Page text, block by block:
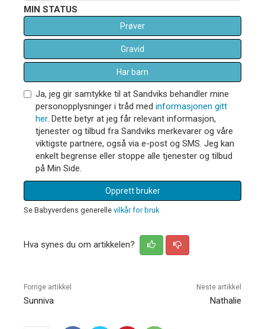
MIN STATUS
Prøver
Gravid
Har barn
Ja, jeg gir samtykke til at Sandviks behandler mine
personopplysninger i tråd med informasjonen gitt
her. Dette betyr at jeg får relevant informasjon,
tjenester og tilbud fra Sandviks merkevarer og våre
viktigste partnere, også via e-post og SMS. Jeg kan
enkelt begrense eller stoppe alle tjenester og tilbud
på Min Side.
Opprett bruker
Se Babyverdens generelle vilkår for bruk
Hva synes du om artikkelen?
Forrige artikkel
Sunniva
Neste artikkel
Nathalie